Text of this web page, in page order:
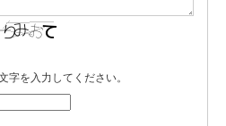
字を入力してください。